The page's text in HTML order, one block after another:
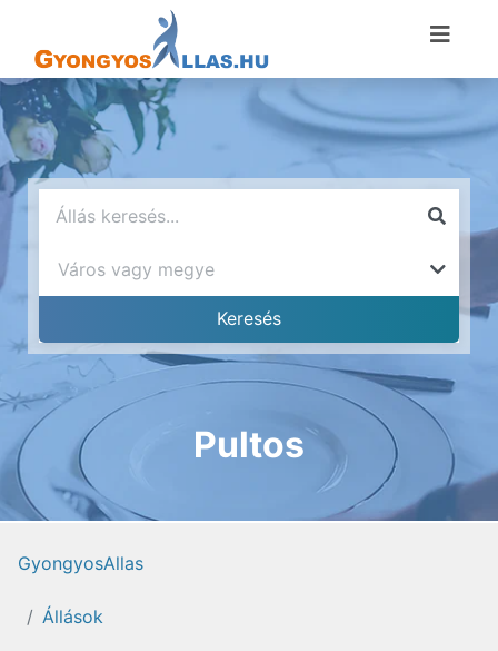
Pultos
GyongyosAllas
Állások